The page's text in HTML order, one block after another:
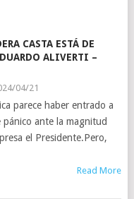
CASTA ESTÁ DE
ALIVERTI –
04/21
parece haber entrado a
ante la magnitud
el Presidente.Pero,
Read More